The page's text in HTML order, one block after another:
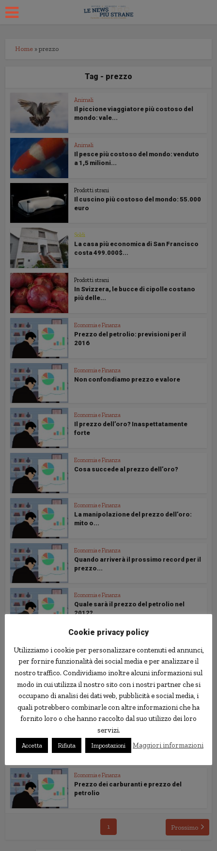
Home »prezzo
Tag - prezzo
Animali
Il piccione viaggiatore più costoso del
mondo: vale...
Animali
Il pesce più costoso del mondo: venduto
a 1,5 milioni...
Prodotti strani
Il cuscino più costoso del mondo: 55.000
euro
Soldi
La casa più economica di San Francisco
costa 499.000$...
Prodotti strani
In Svizzera, le bucce di cipolle costano
più delle...
Economia e Finanza
Prezzo del petrolio: previsioni per il
2016
Economia e Finanza
Non confondiamo prezzo e valore
Economia e Finanza
Il prezzo dell’oro? Inaspettatamente
forte
Economia e Finanza
Cosa succede al prezzo dell’oro?
Economia e Finanza
La manipolazione del prezzo dell’oro:
mito o...
Economia e Finanza
Quando arriverà il prossimo record per il
prezzo...
Economia e Finanza
Quale sarà il prezzo del petrolio nel
2012?
Petrolio: quale sarà il prezzo del futuro?
Economia e Finanza
L’effetto degli incendi in Russia sul
prezzo del...
Economia e Finanza
La marea nera avrà effetti sul prezzo del
petrolio?
Economia e Finanza
Prezzo dei carburanti e prezzo del
petrolio
1 Prossimo
Cookie privacy policy
Utilizziamo i cookie per personalizzare contenuti ed annunci,
per fornire funzionalità dei social media e per analizzare il
nostro traffico. Condividiamo inoltre alcuni informazioni sul
modo in cui utilizza il nostro sito con i nostri partner che si
occupano di analisi dei dati web, pubblicità e social media, i
quali potrebbero combinarle con altre informazioni che ha
fornito loro o che hanno raccolto dal suo utilizzo dei loro
servizi.
Accetta Rifiuta Impostazioni Maggiori informazioni